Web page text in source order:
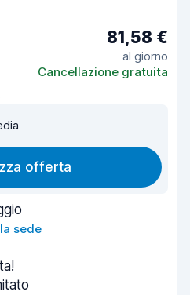
81,58 €
al giorno
Cancellazione gratuita
offerta
sede